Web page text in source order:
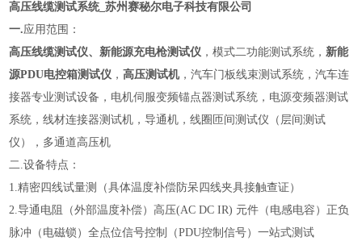
高压线缆测试系统_苏州赛秘尔电子科技有限公司
一.应用范围：
高压线缆测试仪、新能源充电枪测试仪 ，模式二功能测试系统，新能
源PDU电控箱测试仪 ， 高压测试机，汽车门板线束测试系统，汽车连
接器专业测试设备，电机伺服变频锚点器测试系统，电源变频器测试
系统，线材连接器测试机，导通机，线圈匝间测试仪（层间测试
仪），多通道高压机
二.设备特点：
1.精密四线试量测（具体温度补偿防呆四线夹具接触查证）
2.导通电阻（外部温度补偿）高压(AC DC IR) 元件（电感电容）正负
脉冲（电磁锁）全点位信号控制（PDU控制信号）一站式测试